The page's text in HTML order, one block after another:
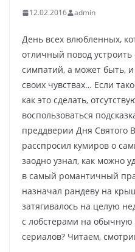
12.02.2016 admin
День всех влюбленных,
отличный повод
симпатий, а может быть,
своих чувствах… Если
как это сделать,
воспользоваться
преддверии Дня Святого
расcпросил кумиров о
заодно узнал, как можно
в самый романтичный
назначал рандеву на
затягивалось на целую
с лобстерами на
сериалов? Читаем,